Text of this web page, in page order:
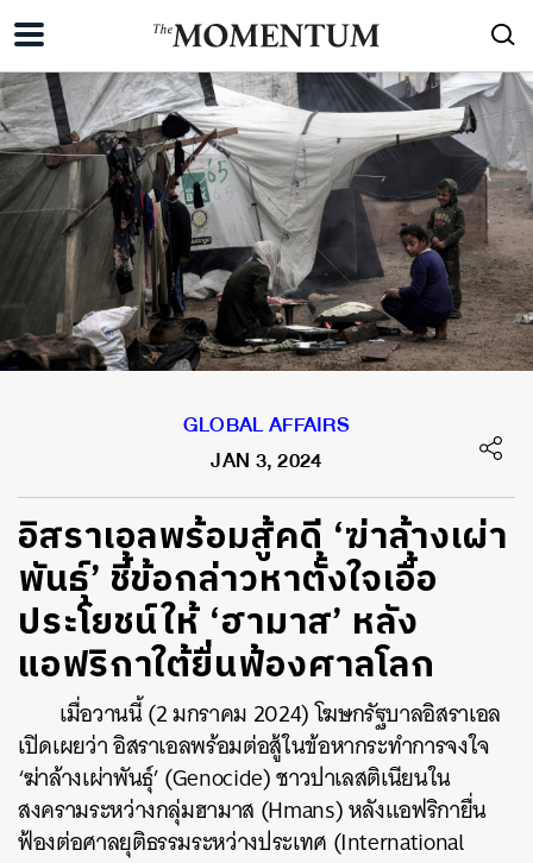
GLOBAL AFFAIRS
JAN 3, 2024
อิสราเอลพร้อมสู้คดี ‘ฆ่าล้างเผ่า
พันธุ์’ ชี้ข้อกล่าวหาตั้งใจเอื้อ
ประโยชน์ให้ ‘ฮามาส’ หลัง
แอฟริกาใต้ยื่นฟ้องศาลโลก
เมื่อวานนี้ (2 มกราคม 2024) โฆษกรัฐบาลอิสราเอล
เปิดเผยว่า อิสราเอลพร้อมต่อสู้ในข้อหากระทำการจงใจ
‘ฆ่าล้างเผ่าพันธุ์’ (Genocide) ชาวปาเลสติเนียนใน
สงครามระหว่างกลุ่มฮามาส (Hmans) หลังแอฟริกายื่น
ฟ้องต่อศาลยุติธรรมระหว่างประเทศ (International